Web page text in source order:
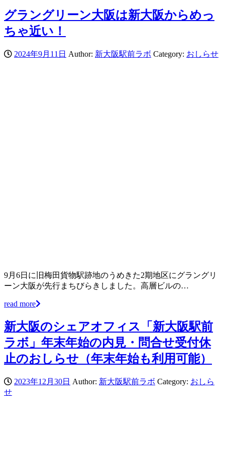
グラングリーン大阪は新大阪からめっ
ちゃ近い！
2024年9月11日 Author: 新大阪駅前ラボ Category: おしらせ
9月6日に旧梅田貨物駅跡地のうめきた2期地区にグラングリ
ーン大阪が先行まちびらきしました。高層ビルの…
read more
新大阪のシェアオフィス「新大阪駅前
ラボ」年末年始の内見・問合せ受付休
止のおしらせ（年末年始も利用可能）
2023年12月30日 Author: 新大阪駅前ラボ Category: おしら
せ